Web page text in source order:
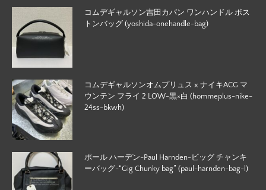
コムデギャルソン吉田カバン ワンハンドル ボス
トンバッグ (yoshida-onehandle-bag)
コムデギャルソンオムプリュス x ナイキACG マ
ウンテン フライ 2 LOW-黒×白 (hommeplus-nike-
24ss-bkwh)
ポール ハーデン-Paul Harnden-ビッグ チャンキ
ーバッグ-“Gig Chunky bag” (paul-harnden-bag-l)